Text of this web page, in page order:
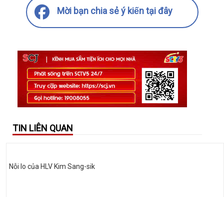
Mời bạn chia sẻ ý kiến tại đây
TIN LIÊN QUAN
Nỗi lo của HLV Kim Sang-sik